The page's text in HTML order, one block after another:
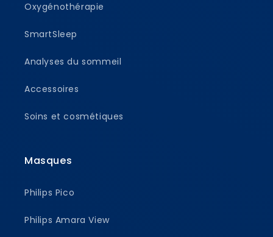
Oxygénothérapie
SmartSleep
Analyses du sommeil
Accessoires
Soins et cosmétiques
Masques
Philips Pico
Philips Amara View